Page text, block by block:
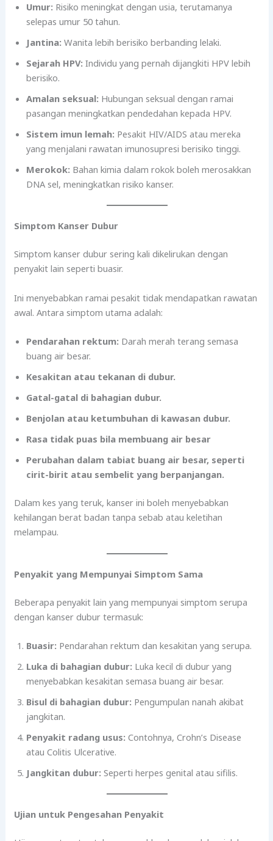
Umur: Risiko meningkat dengan usia, terutamanya
selepas umur 50 tahun.
Jantina: Wanita lebih berisiko berbanding lelaki.
Sejarah HPV: Individu yang pernah dijangkiti HPV lebih
berisiko.
Amalan seksual: Hubungan seksual dengan ramai
pasangan meningkatkan pendedahan kepada HPV.
Sistem imun lemah: Pesakit HIV/AIDS atau mereka
yang menjalani rawatan imunosupresi berisiko tinggi.
Merokok: Bahan kimia dalam rokok boleh merosakkan
DNA sel, meningkatkan risiko kanser.
Simptom Kanser Dubur
Simptom kanser dubur sering kali dikelirukan dengan
penyakit lain seperti buasir.
Ini menyebabkan ramai pesakit tidak mendapatkan rawatan
awal. Antara simptom utama adalah:
Pendarahan rektum: Darah merah terang semasa
buang air besar.
Kesakitan atau tekanan di dubur.
Gatal-gatal di bahagian dubur.
Benjolan atau ketumbuhan di kawasan dubur.
Rasa tidak puas bila membuang air besar
Perubahan dalam tabiat buang air besar, seperti
cirit-birit atau sembelit yang berpanjangan.
Dalam kes yang teruk, kanser ini boleh menyebabkan
kehilangan berat badan tanpa sebab atau keletihan
melampau.
Penyakit yang Mempunyai Simptom Sama
Beberapa penyakit lain yang mempunyai simptom serupa
dengan kanser dubur termasuk:
Buasir: Pendarahan rektum dan kesakitan yang serupa.
Luka di bahagian dubur: Luka kecil di dubur yang
menyebabkan kesakitan semasa buang air besar.
Bisul di bahagian dubur: Pengumpulan nanah akibat
jangkitan.
Penyakit radang usus: Contohnya, Crohn’s Disease
atau Colitis Ulcerative.
Jangkitan dubur: Seperti herpes genital atau sifilis.
Ujian untuk Pengesahan Penyakit